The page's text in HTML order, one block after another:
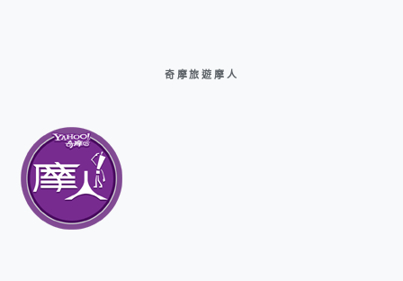
奇摩旅遊摩人